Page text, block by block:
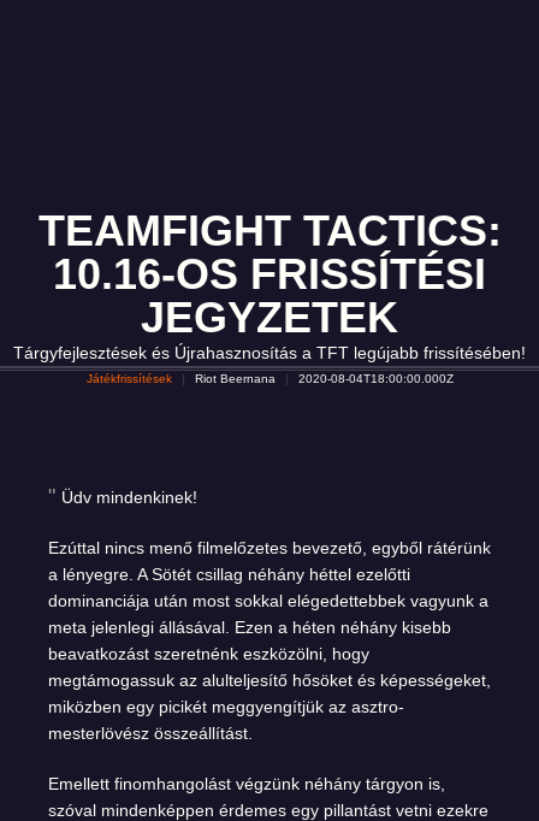
TEAMFIGHT TACTICS:
10.16-OS FRISSÍTÉSI
JEGYZETEK
Tárgyfejlesztések és Újrahasznosítás a TFT legújabb frissítésében!
Játékfrissítések Riot Beernana 2020-08-04T18:00:00.000Z
Üdv mindenkinek!
Ezúttal nincs menő filmelőzetes bevezető, egyből rátérünk
a lényegre. A Sötét csillag néhány héttel ezelőtti
dominanciája után most sokkal elégedettebbek vagyunk a
meta jelenlegi állásával. Ezen a héten néhány kisebb
beavatkozást szeretnénk eszközölni, hogy
megtámogassuk az alulteljesítő hősöket és képességeket,
miközben egy picikét meggyengítjük az asztro-
mesterlövész összeállítást.
Emellett finomhangolást végzünk néhány tárgyon is,
szóval mindenképpen érdemes egy pillantást vetni ezekre